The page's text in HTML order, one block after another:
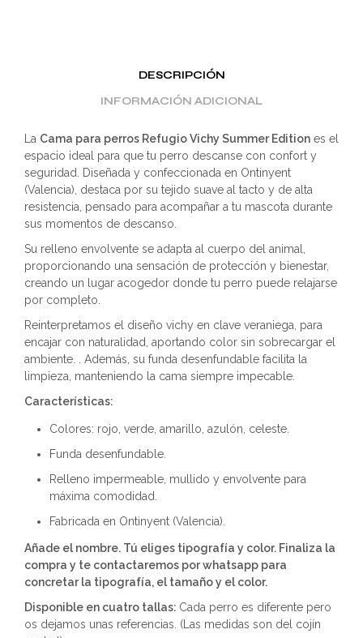
DESCRIPCIÓN
INFORMACIÓN ADICIONAL
La Cama para perros Refugio Vichy Summer Edition es el
espacio ideal para que tu perro descanse con confort y
seguridad. Diseñada y confeccionada en Ontinyent
(Valencia), destaca por su tejido suave al tacto y de alta
resistencia, pensado para acompañar a tu mascota durante
sus momentos de descanso.
Su relleno envolvente se adapta al cuerpo del animal,
proporcionando una sensación de protección y bienestar,
creando un lugar acogedor donde tu perro puede relajarse
por completo.
Reinterpretamos el diseño vichy en clave veraniega, para
encajar con naturalidad, aportando color sin sobrecargar el
ambiente. . Además, su funda desenfundable facilita la
limpieza, manteniendo la cama siempre impecable.
Características:
Colores: rojo, verde, amarillo, azulón, celeste.
Funda desenfundable.
Relleno impermeable, mullido y envolvente para
máxima comodidad.
Fabricada en Ontinyent (Valencia).
Añade el nombre. Tú eliges tipografía y color. Finaliza la
compra y te contactaremos por whatsapp para
concretar la tipografía, el tamaño y el color.
Disponible en cuatro tallas: Cada perro es diferente pero
os dejamos unas referencias. (Las medidas son del cojín